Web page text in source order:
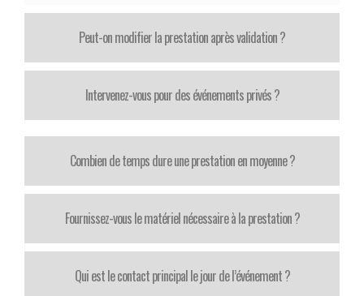
Peut-on modifier la prestation après validation ?
Intervenez-vous pour des événements privés ?
Combien de temps dure une prestation en moyenne ?
Fournissez-vous le matériel nécessaire à la prestation ?
Qui est le contact principal le jour de l’événement ?